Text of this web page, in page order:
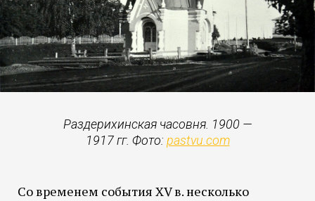
Раздерихинская часовня. 1900 —
1917 гг. Фото: pastvu.com
Со временем события XV в. несколько